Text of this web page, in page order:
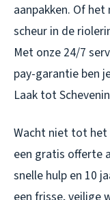
aanpakken. Of
scheur in de
Met onze 24/7
pay-garantie ben
Laak tot
Wacht niet tot het
een gratis offerte
snelle hulp en 10
een frisse, veilige